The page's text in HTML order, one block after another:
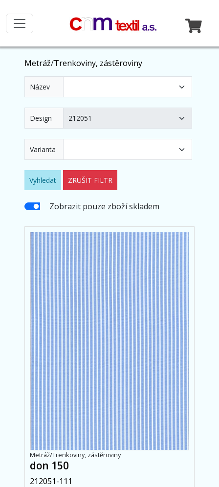
Metráž/Trenkoviny, zástěroviny
Název
Design
Varianta
Vyhledat ZRUŠIT FILTR
Zobrazit pouze zboží skladem
Metráž/Trenkoviny, zástěroviny
don 150
212051-111